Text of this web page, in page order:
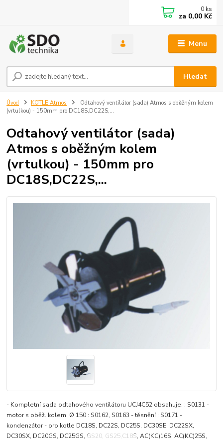
Menu
Hledat
0 ks
za 0,00 Kč
Úvod KOTLE Atmos
Odtahový ventilátor (sada) Atmos s oběžným kolem
(vrtulkou) - 150mm pro DC18S,DC22S,...
Odtahový ventilátor (sada)
Atmos s oběžným kolem
(vrtulkou) - 150mm pro
DC18S,DC22S,...
- Kompletní sada odtahového ventilátoru UCJ4C52 obsahuje: : S0131 -
motor s oběž. kolem Ø 150 : S0162, S0163 - těsnění : S0171 -
kondenzátor - pro kotle DC18S, DC22S, DC25S, DC30SE, DC22SX,
DC30SX, DC20GS, DC25GS, GS20, GS25,C18S, AC(KC)16S, AC(KC)25S,